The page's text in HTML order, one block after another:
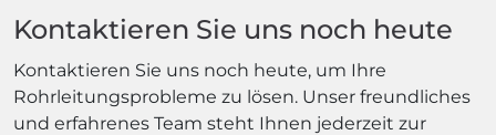
Kontaktieren Sie uns noch heute
Kontaktieren Sie uns noch heute, um Ihre
Rohrleitungsprobleme zu lösen. Unser freundliches
und erfahrenes Team steht Ihnen jederzeit zur